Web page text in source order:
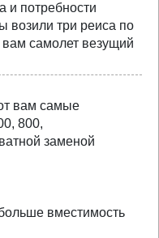
и потребности
возили три реиса по
вам самолет везущий
вам самые
800,
заменой
вместимость